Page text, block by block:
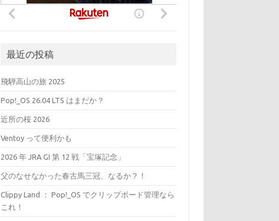
最近の投稿
飛騨高山の旅 2025
Pop!_OS 26.04 LTS はまだか？
近所の桜 2026
Ventoy って便利かも
2026 年 JRA GI 第 12 戦「宝塚記念」
父のなせなかった春古馬三冠、なるか？！
Clippy Land ： Pop!_OS でクリップボード管理なら
これ！